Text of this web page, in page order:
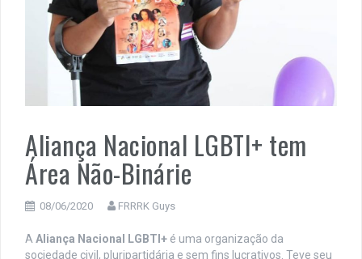
Aliança Nacional LGBTI+ tem
Área Não-Binárie
08/06/2020 FRRRK Guys
A Aliança Nacional LGBTI+ é uma organização da
sociedade civil, pluripartidária e sem fins lucrativos. Teve seu